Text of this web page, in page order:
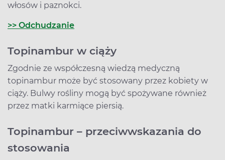
włosów i paznokci.
>> Odchudzanie
Topinambur w ciąży
Zgodnie ze współczesną wiedzą medyczną
topinambur może być stosowany przez kobiety w
ciąży. Bulwy rośliny mogą być spożywane również
przez matki karmiące piersią.
Topinambur – przeciwwskazania do
stosowania